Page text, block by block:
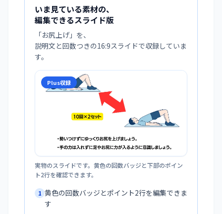
いま見ている素材の、
編集できるスライド版
「お尻上げ 」を、
説明文と回数つきの16:9スライドで収録していま
す。
Plus収録
実物のスライドです。黄色の回数バッジと下部のポイン
ト2行を確認できます。
1 黄色の回数バッジとポイント2行を編集できま
す